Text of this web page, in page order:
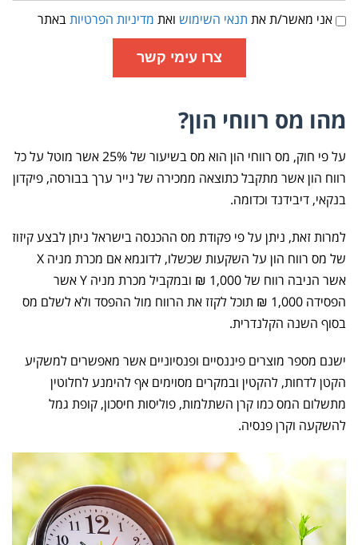
תנאי
שימוש
אני מאשר/ת את תנאי השימוש ואת מדיניות הפרטיותבאתר
צרו עימי קשר
מהו מס רווחי הון?
על פי חוק, מס רווחי הון הוא מס בשיעור של 25% אשר מוטל על כל
רווח הון אשר מתקבל כתוצאה ממכירה של נייר ערך בבורסה, פיקדון
בנקאי, דיבידנד וכדומה.
למרות זאת, ניתן על פי פקודת מס ההכנסה בישראל ניתן לבצע קיזוז
של מס רווח הון על השקעות שכשלו, לדוגמא אם מכרת מניה X
אשר הניבה רווח של 1,000 ₪ ובמקביל מכרת מניה Y אשר
הפסידה 1,000 ₪ תוכל לקזז את הרווח מול ההפסד ולא לשלם מס
בסוף השנה הקלנדרית.
ישנם מספר מוצרים פיננסיים ופנסיוניים אשר מאפשרים למשקיע
הקטן לדחות, להקטין ובמקרים מסוימים אף להימנע לחלוטין
מתשלום המס כמו קרן השתלמות, פוליסות חיסכון, קופת גמל
להשקעה וקרן פנסיה.